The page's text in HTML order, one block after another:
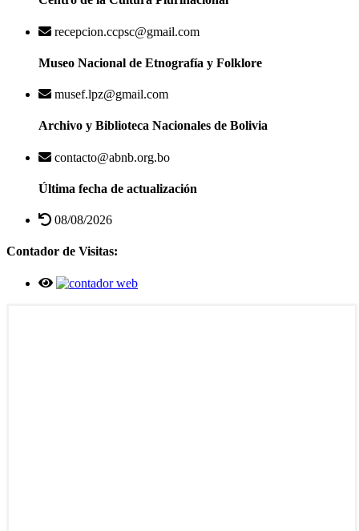
recepcion.ccpsc@gmail.com
Museo Nacional de Etnografía y Folklore
musef.lpz@gmail.com
Archivo y Biblioteca Nacionales de Bolivia
contacto@abnb.org.bo
Última fecha de actualización
08/08/2026
Contador de Visitas: